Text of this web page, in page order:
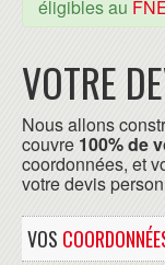
éligibles au
VOTRE
Nous allons
couvre 100% de
coordonnées, et
votre devis
VOS